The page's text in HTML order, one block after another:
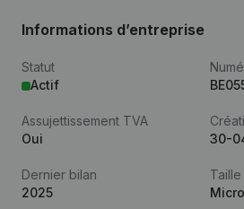
Informations d’entreprise
Statut
Actif
Assujettissement TVA
Oui
30-
Dernier bilan
2025
Micro